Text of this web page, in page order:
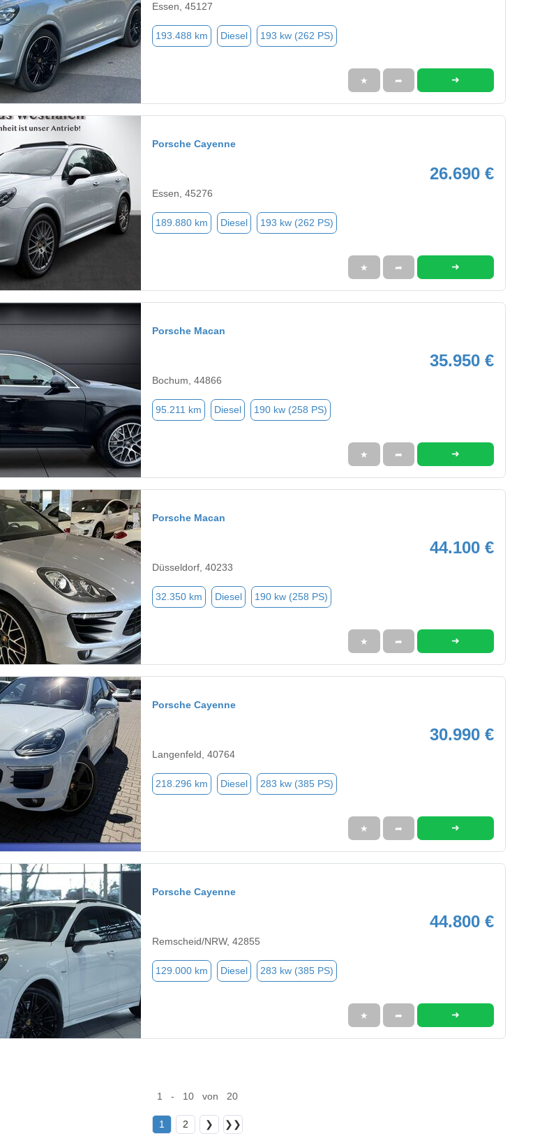
Essen, 45127
193.488 km Diesel 193 kw (262 PS)
★ ➦ ➜
Porsche Cayenne
26.690 €
Essen, 45276
189.880 km Diesel 193 kw (262 PS)
★ ➦ ➜
Porsche Macan
35.950 €
Bochum, 44866
95.211 km Diesel 190 kw (258 PS)
★ ➦ ➜
Porsche Macan
44.100 €
Düsseldorf, 40233
32.350 km Diesel 190 kw (258 PS)
★ ➦ ➜
Porsche Cayenne
30.990 €
Langenfeld, 40764
218.296 km Diesel 283 kw (385 PS)
★ ➦ ➜
Porsche Cayenne
44.800 €
Remscheid/NRW, 42855
129.000 km Diesel 283 kw (385 PS)
★ ➦ ➜
1 - 10 von 20
1 2 ❯ ❯❯